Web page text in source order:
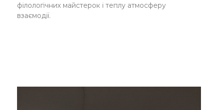
філологічних майстерок і теплу атмосферу
взаємодії.